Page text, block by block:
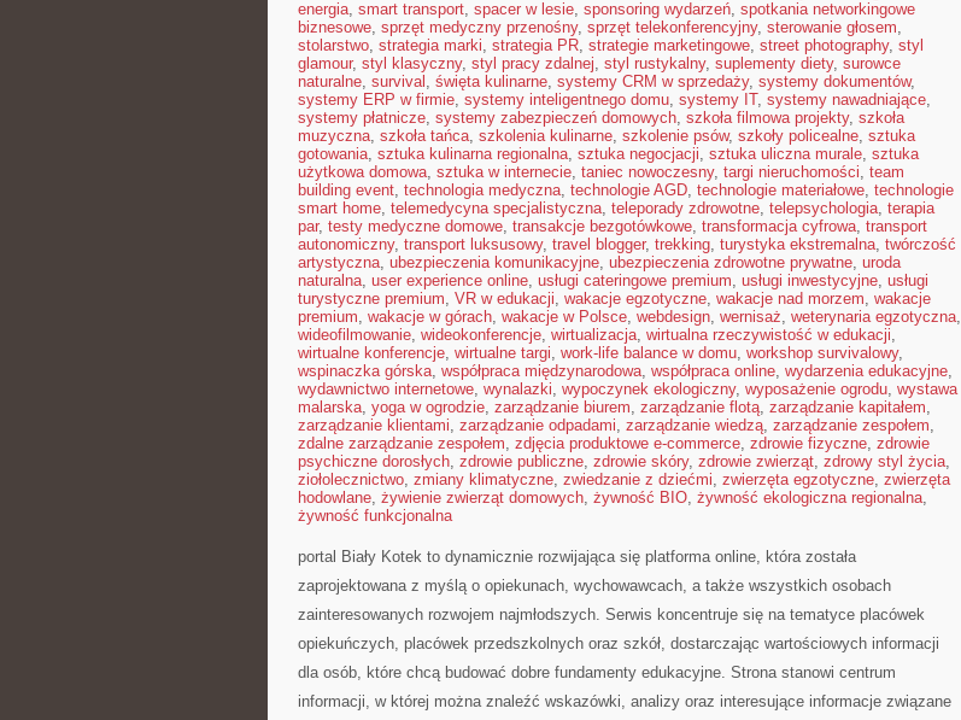
energia, smart transport, spacer w lesie, sponsoring wydarzeń, spotkania networkingowe
biznesowe, sprzęt medyczny przenośny, sprzęt telekonferencyjny, sterowanie głosem,
stolarstwo, strategia marki, strategia PR, strategie marketingowe, street photography, styl
glamour, styl klasyczny, styl pracy zdalnej, styl rustykalny, suplementy diety, surowce
naturalne, survival , święta kulinarne, systemy CRM w sprzedaży, systemy dokumentów,
systemy ERP w firmie, systemy inteligentnego domu, systemy IT, systemy nawadniające,
systemy płatnicze, systemy zabezpieczeń domowych, szkoła filmowa projekty, szkoła
muzyczna, szkoła tańca, szkolenia kulinarne, szkolenie psów, szkoły policealne, sztuka
gotowania, sztuka kulinarna regionalna, sztuka negocjacji, sztuka uliczna murale, sztuka
użytkowa domowa, sztuka w internecie, taniec nowoczesny, targi nieruchomości, team
building event, technologia medyczna, technologie AGD, technologie materiałowe, technologie
smart home, telemedycyna specjalistyczna, teleporady zdrowotne, telepsychologia, terapia
par, testy medyczne domowe, transakcje bezgotówkowe, transformacja cyfrowa, transport
autonomiczny, transport luksusowy, travel blogger, trekking, turystyka ekstremalna, twórczość
artystyczna, ubezpieczenia komunikacyjne, ubezpieczenia zdrowotne prywatne, uroda
naturalna, user experience online, usługi cateringowe premium, usługi inwestycyjne, usługi
turystyczne premium, VR w edukacji, wakacje egzotyczne, wakacje nad morzem, wakacje
premium, wakacje w górach, wakacje w Polsce, webdesign, wernisaż, weterynaria egzotyczna,
wideofilmowanie, wideokonferencje, wirtualizacja, wirtualna rzeczywistość w edukacji,
wirtualne konferencje, wirtualne targi, work-life balance w domu, workshop survivalowy,
wspinaczka górska, współpraca międzynarodowa, współpraca online, wydarzenia edukacyjne,
wydawnictwo internetowe, wynalazki, wypoczynek ekologiczny, wyposażenie ogrodu, wystawa
malarska, yoga w ogrodzie, zarządzanie biurem, zarządzanie flotą, zarządzanie kapitałem,
zarządzanie klientami, zarządzanie odpadami, zarządzanie wiedzą, zarządzanie zespołem,
zdalne zarządzanie zespołem, zdjęcia produktowe e-commerce, zdrowie fizyczne, zdrowie
psychiczne dorosłych, zdrowie publiczne, zdrowie skóry, zdrowie zwierząt, zdrowy styl życia,
ziołolecznictwo, zmiany klimatyczne, zwiedzanie z dziećmi, zwierzęta egzotyczne, zwierzęta
hodowlane, żywienie zwierząt domowych, żywność BIO, żywność ekologiczna regionalna,
żywność funkcjonalna
portal Biały Kotek to dynamicznie rozwijająca się platforma online, która została
zaprojektowana z myślą o opiekunach, wychowawcach, a także wszystkich osobach
zainteresowanych rozwojem najmłodszych. Serwis koncentruje się na tematyce placówek
opiekuńczych, placówek przedszkolnych oraz szkół, dostarczając wartościowych informacji
dla osób, które chcą budować dobre fundamenty edukacyjne. Strona stanowi centrum
informacji, w której można znaleźć wskazówki, analizy oraz interesujące informacje związane